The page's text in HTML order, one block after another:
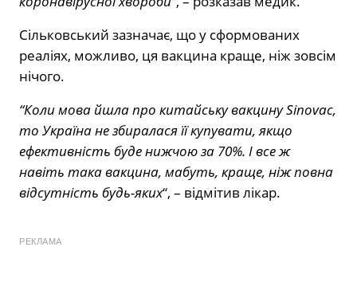
Сільковський зазначає, що у сформованих
реаліях, можливо, ця вакцина краще, ніж зовсім
нічого.
“Коли мова йшла про китайську вакцину Sinovac,
то Україна не збиралася її купувати, якщо
ефективність буде нижчою за 70%. І все ж
навіть така вакцина, мабуть, краще, ніж повна
відсутність будь-яких“, – відмітив лікар.
РЕКЛАМА